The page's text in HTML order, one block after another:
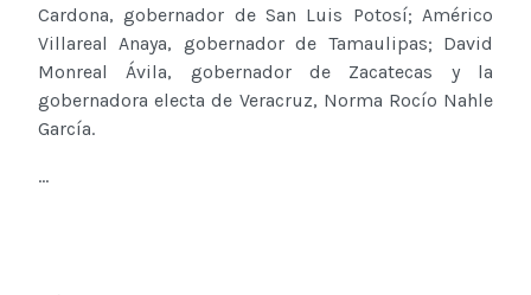
Cardona, gobernador de San Luis Potosí; Américo
Villareal Anaya, gobernador de Tamaulipas; David
Monreal Ávila, gobernador de Zacatecas y la
gobernadora electa de Veracruz, Norma Rocío Nahle
García.
...